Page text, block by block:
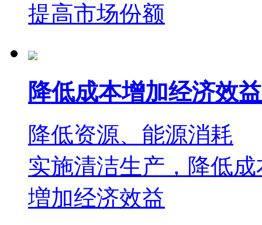
提高市场份额
降低成本增加经济效益
降低资源、能源消耗
实施清洁生产，降低成
増加经济效益